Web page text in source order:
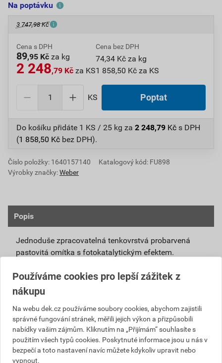
Na poptávku
3 747,98 Kč
Cena s DPH
89,95 Kč za kg
2 248,79 Kč za KS
Cena bez DPH
74,34 Kč za kg
1 858,50 Kč za KS
KS Poptat
Do košíku přidáte 1 KS / 25 kg za 2 248,79 Kč s DPH
(1 858,50 Kč bez DPH).
Číslo položky: 1640157140
Katalogový kód: FU898
Výrobky značky:Weber
Popis
Jednoduše zpracovatelná tenkovrstvá probarvená
pastovitá omítka s fotokatalytickým efektem.
Připravená k přímému použití se systémovou
penetrací weberpas podklad UNI nebo weberpas
podklad S.
Díky modifikovanému silikátovému pojivu má
omítka weberpas extraClean active vlastnosti
blízké silikátové omítce, není však tak citlivá na
klimatické podmínky při zpracování a zrání.
Unikátní receptura omítky weberpas extraClean
Používáme cookies pro lepší zážitek z
nákupu
Na webu dek.cz používáme soubory cookies, abychom zajistili
správné fungování stránek, měřili jejich výkon a přizpůsobili
nabídky vašim zájmům. Kliknutím na „Přijímám“ souhlasíte s
použitím všech typů cookies. Poskytnuté informace jsou u nás v
bezpečí a toto nastavení navíc můžete kdykoliv upravit nebo
vypnout.